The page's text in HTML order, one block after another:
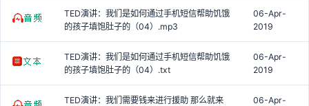
TED演讲：我们是如何通过手机短信帮助饥饿
的孩子填饱肚子的（04）.mp3
06-Apr-
2019
TED演讲：我们是如何通过手机短信帮助饥饿
的孩子填饱肚子的（04）.txt
06-Apr-
2019
TED演讲：我们需要钱来进行援助 那么就来
06-Apr-